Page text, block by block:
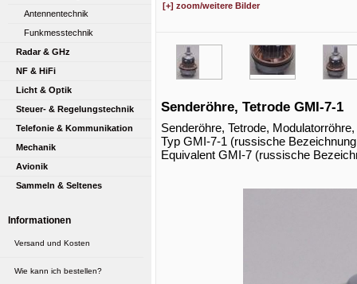
Antennentechnik
Funkmesstechnik
Radar & GHz
NF & HiFi
Licht & Optik
Steuer- & Regelungstechnik
Telefonie & Kommunikation
Mechanik
Avionik
Sammeln & Seltenes
...
Röhrenliste
Informationen
Versand und Kosten
Wie kann ich bestellen?
[+] zoom/weitere Bilder
Senderöhre, Tetrode GMI-7-1
Senderöhre, Tetrode,
Typ GMI-7-1 (russische
Equivalent GMI-7 (russische